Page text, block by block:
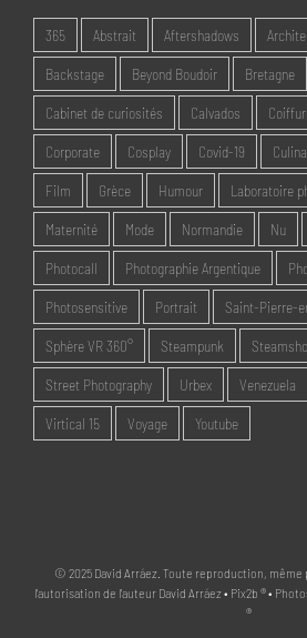
365 Abstrait Aftershadows
Backstage Beyond Boudoir Bretagne
Cabinet de curiosités Calvados
Corporate Cosplay Covid-19
Film Grèce Humour Laboratoire
Maternité Mode Normandie Nu
Photocall Photographie Argentique
Photosensitive Portrait Saint-Pierre-
Sphère VR 360° Steampunk
Street Photography Urbex Venezuela
Virtical 15 Voyage Youtube
© 2025 David Arráez. Toute reproduction,
l'autorisation de l'auteur David Arráez • Pix2b ® •
®